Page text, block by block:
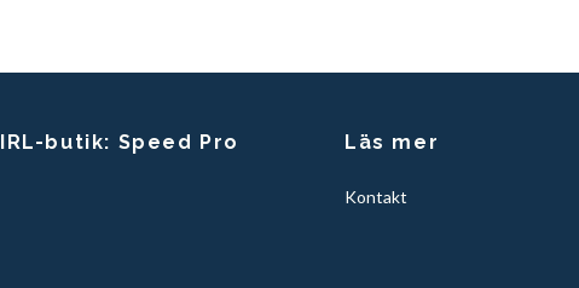
IRL-butik: Speed Pro Läs mer
Kontakt